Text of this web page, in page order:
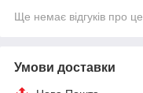
Ще немає відгуків про
Умови доставки